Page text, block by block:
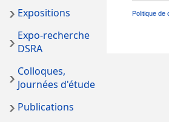
Politique de
Expositions
Expo-recherche
DSRA
Colloques,
Journées d'étude
Publications